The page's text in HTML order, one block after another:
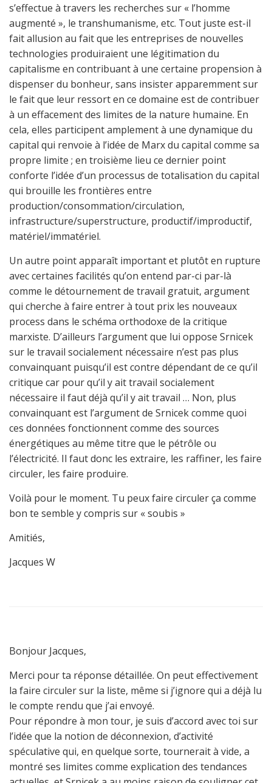
s’effectue à travers les recherches sur « l’homme
augmenté », le transhumanisme, etc. Tout juste est-il
fait allusion au fait que les entreprises de nouvelles
technologies produiraient une légitimation du
capitalisme en contribuant à une certaine propension à
dispenser du bonheur, sans insister apparemment sur
le fait que leur ressort en ce domaine est de contribuer
à un effacement des limites de la nature humaine. En
cela, elles participent amplement à une dynamique du
capital qui renvoie à l’idée de Marx du capital comme sa
propre limite ; en troisième lieu ce dernier point
conforte l’idée d’un processus de totalisation du capital
qui brouille les frontières entre
production/consommation/circulation,
infrastructure/superstructure, productif/improductif,
matériel/immatériel.
Un autre point apparaît important et plutôt en rupture
avec certaines facilités qu’on entend par-ci par-là
comme le détournement de travail gratuit, argument
qui cherche à faire entrer à tout prix les nouveaux
process dans le schéma orthodoxe de la critique
marxiste. D’ailleurs l’argument que lui oppose Srnicek
sur le travail socialement nécessaire n’est pas plus
convainquant puisqu’il est contre dépendant de ce qu’il
critique car pour qu’il y ait travail socialement
nécessaire il faut déjà qu’il y ait travail … Non, plus
convainquant est l’argument de Srnicek comme quoi
ces données fonctionnent comme des sources
énergétiques au même titre que le pétrôle ou
l’électricité. Il faut donc les extraire, les raffiner, les faire
circuler, les faire produire.
Voilà pour le moment. Tu peux faire circuler ça comme
bon te semble y compris sur « soubis »
Amitiés,
Jacques W
Bonjour Jacques,
Merci pour ta réponse détaillée. On peut effectivement
la faire circuler sur la liste, même si j’ignore qui a déjà lu
le compte rendu que j’ai envoyé.
Pour répondre à mon tour, je suis d’accord avec toi sur
l’idée que la notion de déconnexion, d’activité
spéculative qui, en quelque sorte, tournerait à vide, a
montré ses limites comme explication des tendances